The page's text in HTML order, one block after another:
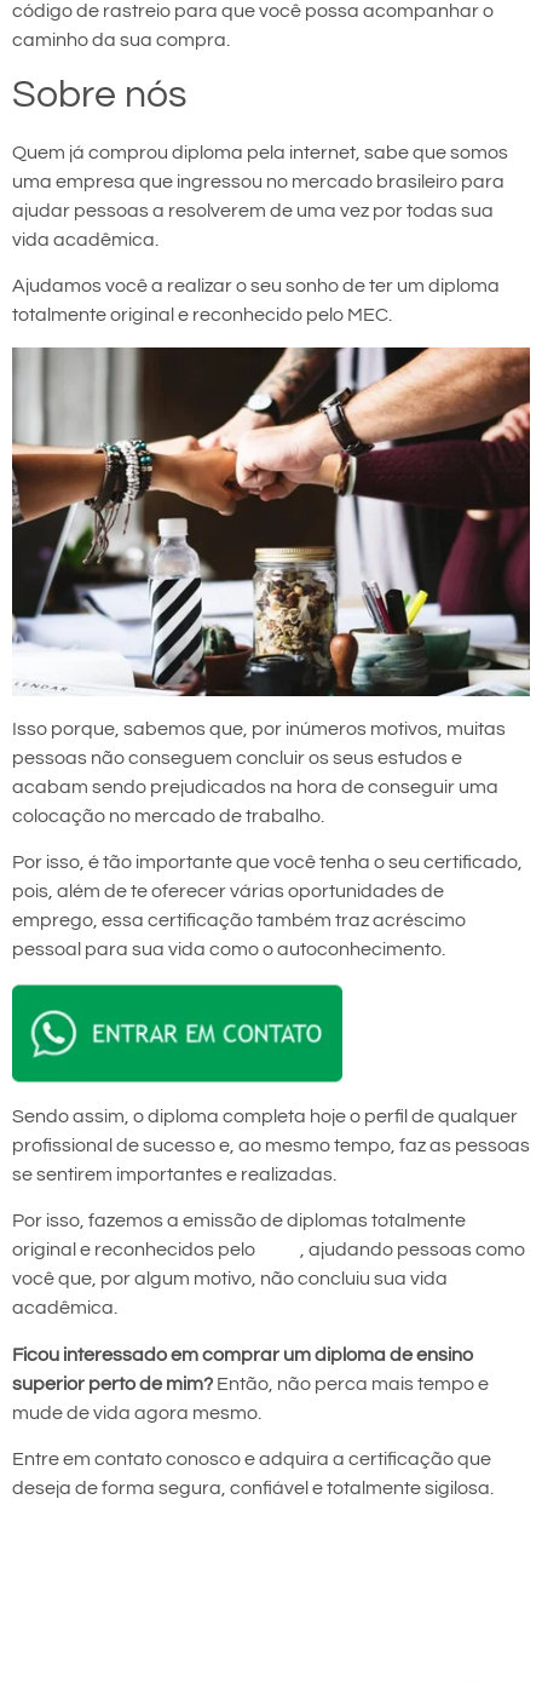
código de rastreio para que você possa acompanhar o
caminho da sua compra.
Sobre nós
Quem já comprou diploma pela internet, sabe que somos
uma empresa que ingressou no mercado brasileiro para
ajudar pessoas a resolverem de uma vez por todas sua
vida acadêmica.
Ajudamos você a realizar o seu sonho de ter um diploma
totalmente original e reconhecido pelo MEC.
Isso porque, sabemos que, por inúmeros motivos, muitas
pessoas não conseguem concluir os seus estudos e
acabam sendo prejudicados na hora de conseguir uma
colocação no mercado de trabalho.
Por isso, é tão importante que você tenha o seu certificado,
pois, além de te oferecer várias oportunidades de
emprego, essa certificação também traz acréscimo
pessoal para sua vida como o autoconhecimento.
Sendo assim, o diploma completa hoje o perfil de qualquer
profissional de sucesso e, ao mesmo tempo, faz as pessoas
se sentirem importantes e realizadas.
Por isso, fazemos a emissão de diplomas totalmente
original e reconhecidos pelo
, ajudando pessoas como
você que, por algum motivo, não concluiu sua vida
acadêmica.
Ficou interessado em comprar um diploma de ensino
superior perto de mim? Então, não perca mais tempo e
mude de vida agora mesmo.
Entre em contato conosco e adquira a certificação que
deseja de forma segura, confiável e totalmente sigilosa.